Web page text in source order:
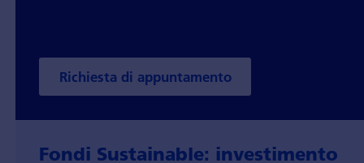
Richiesta di appuntamento
Fondi Sustainable: investimento